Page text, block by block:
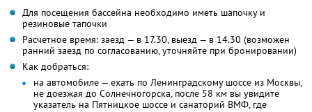
Для посещения бассейна необходимо иметь шапочку и
резиновые тапочки
Расчетное время: заезд — в 17.30, выезд — в 14.30 (возможен
ранний заезд по согласованию, уточняйте при бронировании)
Как добраться:
на автомобиле — ехать по Ленинградскому шоссе из Москвы,
не доезжая до Солнечногорска, после 58 км вы увидите
указатель на Пятницкое шоссе и санаторий ВМФ, где